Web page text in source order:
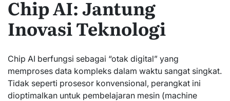
Chip AI: Jantung
Inovasi Teknologi
Chip AI berfungsi sebagai “otak digital” yang
memproses data kompleks dalam waktu sangat singkat.
Tidak seperti prosesor konvensional, perangkat ini
dioptimalkan untuk pembelajaran mesin (machine